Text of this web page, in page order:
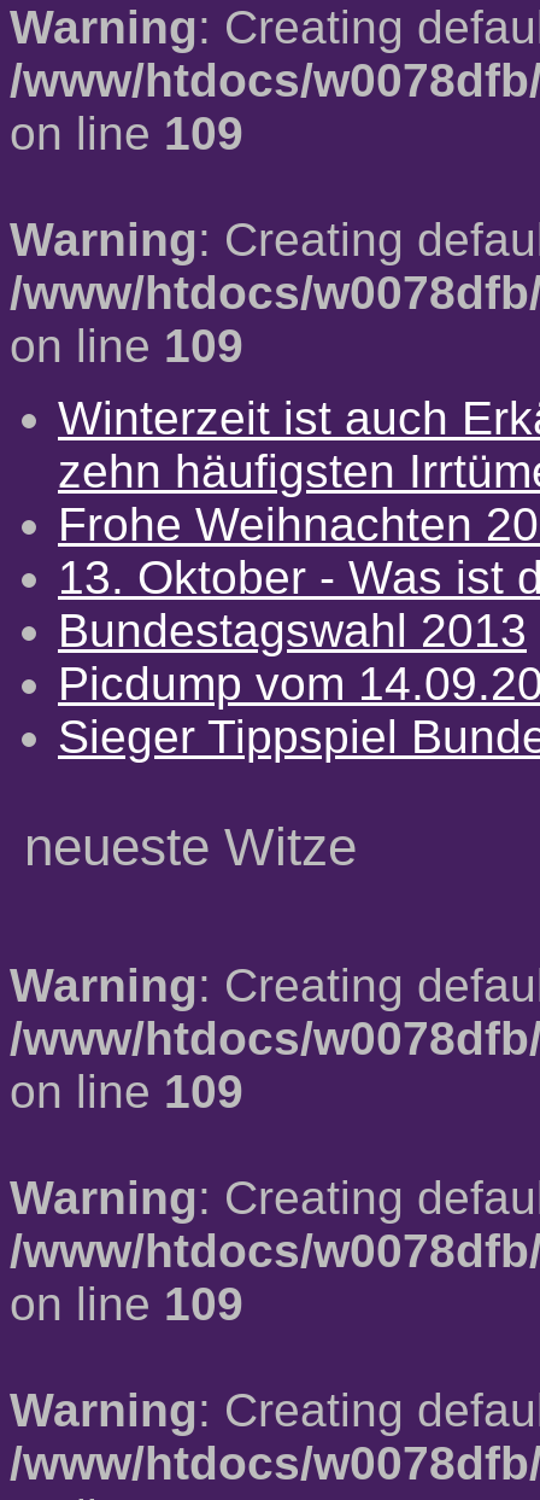
Warning: Creating
/www/htdocs/
on line 109
Warning: Creating
/www/htdocs/
on line 109
Winterzeit ist auch
zehn häufigsten
Frohe Weihnachten
13. Oktober - Was ist
Bundestagswahl 2013
Picdump vom
Sieger Tippspiel
neueste Witze
Warning: Creating
/www/htdocs/
on line 109
Warning: Creating
/www/htdocs/
on line 109
Warning: Creating
/www/htdocs/